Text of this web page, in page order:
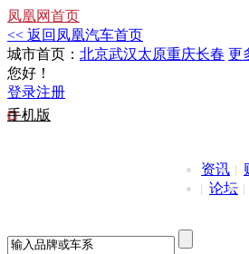
凤凰网首页
<< 返回凤凰汽车首页
城市首页： 北京武汉太原重庆长春 更
您好！
登录注册
手机版
资讯
论坛